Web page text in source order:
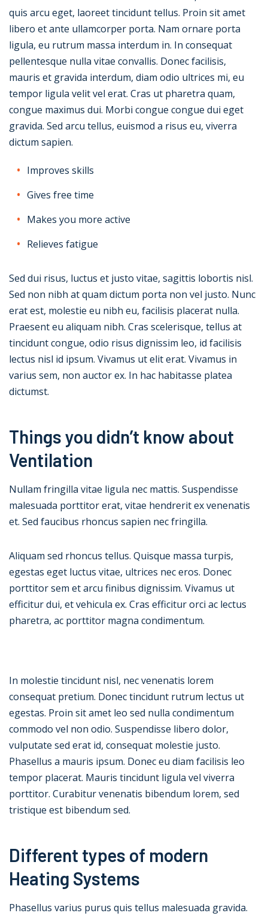
quis arcu eget, laoreet tincidunt tellus. Proin sit amet
libero et ante ullamcorper porta. Nam ornare porta
ligula, eu rutrum massa interdum in. In consequat
pellentesque nulla vitae convallis. Donec facilisis,
mauris et gravida interdum, diam odio ultrices mi, eu
tempor ligula velit vel erat. Cras ut pharetra quam,
congue maximus dui. Morbi congue congue dui eget
gravida. Sed arcu tellus, euismod a risus eu, viverra
dictum sapien.
Improves skills
Gives free time
Makes you more active
Relieves fatigue
Sed dui risus, luctus et justo vitae, sagittis lobortis nisl.
Sed non nibh at quam dictum porta non vel justo. Nunc
erat est, molestie eu nibh eu, facilisis placerat nulla.
Praesent eu aliquam nibh. Cras scelerisque, tellus at
tincidunt congue, odio risus dignissim leo, id facilisis
lectus nisl id ipsum. Vivamus ut elit erat. Vivamus in
varius sem, non auctor ex. In hac habitasse platea
dictumst.
Things you didn’t know about
Ventilation
Nullam fringilla vitae ligula nec mattis. Suspendisse
malesuada porttitor erat, vitae hendrerit ex venenatis
et. Sed faucibus rhoncus sapien nec fringilla.
Aliquam sed rhoncus tellus. Quisque massa turpis,
egestas eget luctus vitae, ultrices nec eros. Donec
porttitor sem et arcu finibus dignissim. Vivamus ut
efficitur dui, et vehicula ex. Cras efficitur orci ac lectus
pharetra, ac porttitor magna condimentum.
In molestie tincidunt nisl, nec venenatis lorem
consequat pretium. Donec tincidunt rutrum lectus ut
egestas. Proin sit amet leo sed nulla condimentum
commodo vel non odio. Suspendisse libero dolor,
vulputate sed erat id, consequat molestie justo.
Phasellus a mauris ipsum. Donec eu diam facilisis leo
tempor placerat. Mauris tincidunt ligula vel viverra
porttitor. Curabitur venenatis bibendum lorem, sed
tristique est bibendum sed.
Different types of modern
Heating Systems
Phasellus varius purus quis tellus malesuada gravida.